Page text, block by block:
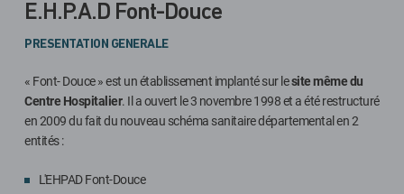
E.H.P.A.D Font-Douce
PRESENTATION GENERALE
« Font- Douce » est un établissement implanté sur lesite même du
Centre Hospitalier. Il a ouvert le 3 novembre 1998 et a été restructuré
en 2009 du fait du nouveau schéma sanitaire départemental en 2
entités :
L'EHPAD Font-Douce